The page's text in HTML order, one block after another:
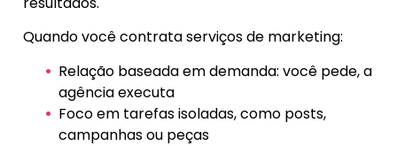
Quando você contrata serviços de marketing:
Relação baseada em demanda: você pede, a
agência executa
Foco em tarefas isoladas, como posts,
campanhas ou peças